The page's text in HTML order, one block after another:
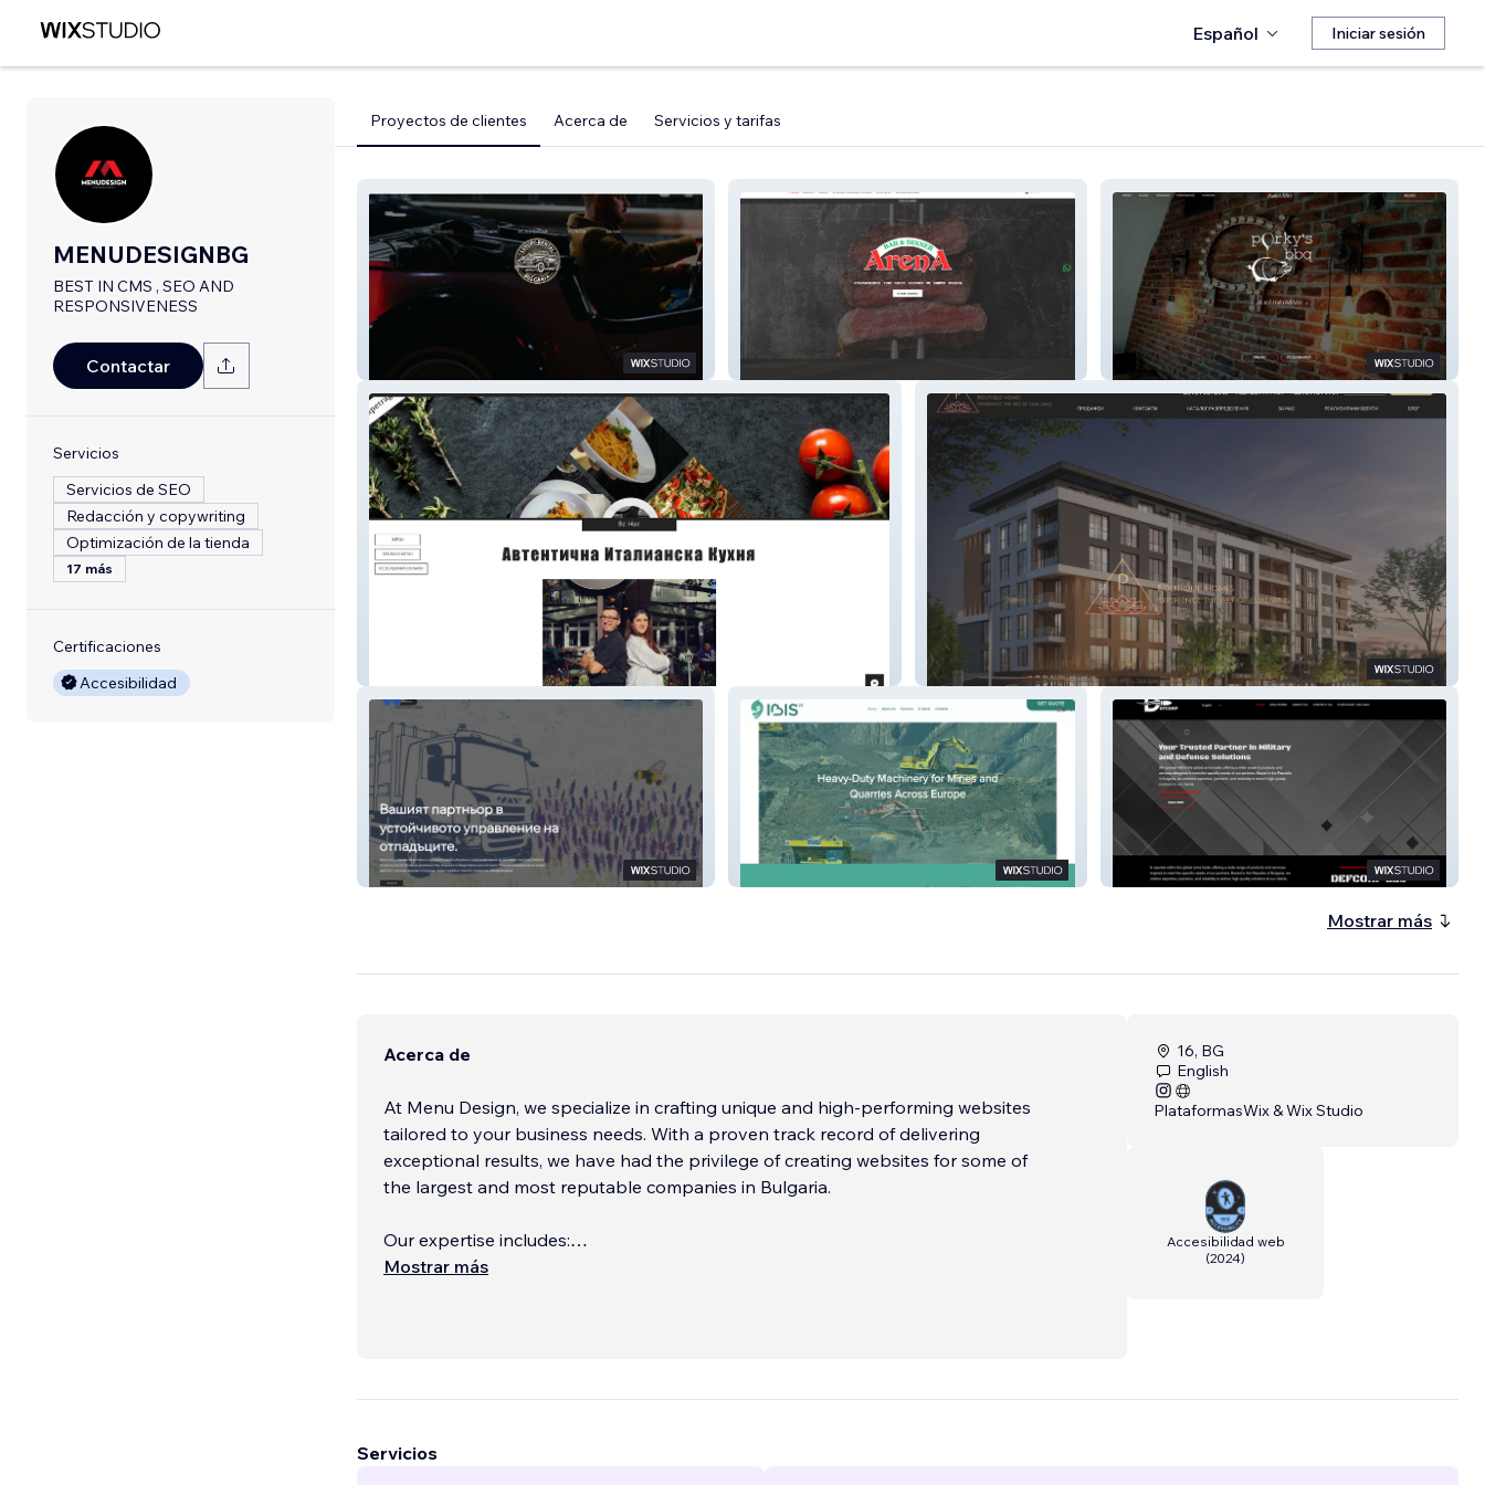
Español Iniciar sesión
MENUDESIGNBG
BEST IN CMS , SEO AND
RESPONSIVENESS
Contactar
Servicios
Servicios de SEO
Redacción y copywriting
Optimización de la tienda
17 más
Certificaciones
Accesibilidad
Proyectos de clientes Acerca de Servicios y tarifas
Arena Steak House Porky's BBQ
P BOUTIQUE HOMES
Waste Solutions IBIS 20 DEFCORP LLC
Mostrar más
Acerca de
At Menu Design, we specialize in crafting unique and high-performing websites
tailored to your business needs. With a proven track record of delivering
exceptional results, we have had the privilege of creating websites for some of
the largest and most reputable companies in Bulgaria.
Our expertise includes:
Mostrar más
16, BG
English
PlataformasWix & Wix Studio
Accesibilidad web
(2024)
Servicios